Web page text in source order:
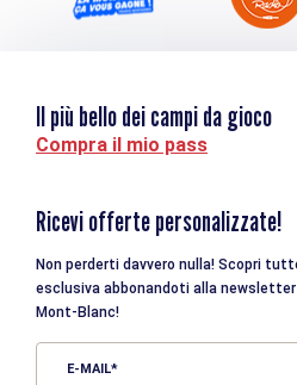
Il più bello dei campi da gioco
Compra il mio pass
Ricevi offerte personalizzate!
Non perderti davvero nulla! Scopri
esclusiva abbonandoti alla newsletter
Mont-Blanc!
E-MAIL